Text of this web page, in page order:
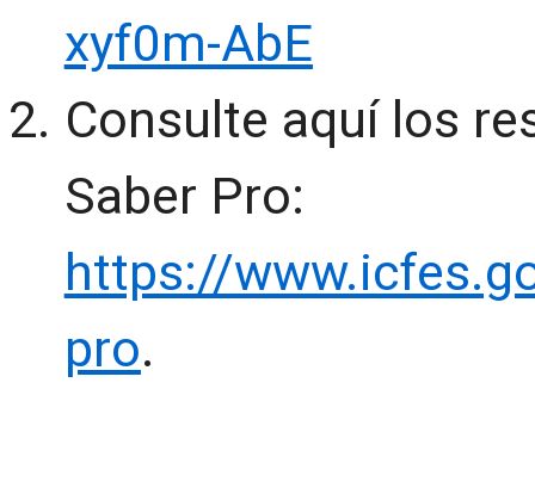
xyf0m-AbE
Consulte aquí los
Saber Pro:
https://
pro.